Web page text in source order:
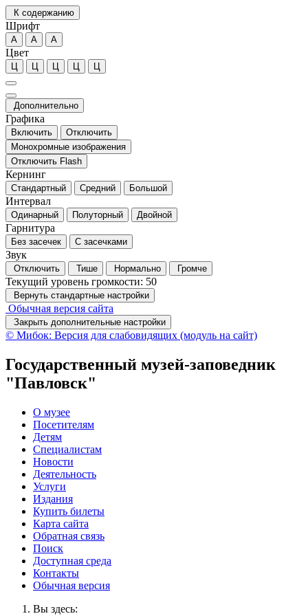
К содержанию
Шрифт
А А А
Цвет
Ц Ц Ц Ц Ц
Дополнительно
Графика
Включить
Отключить
Монохромные изображения
Отключить Flash
Кернинг
Стандартный Средний Большой
Интервал
Одинарный Полуторный Двойной
Гарнитура
Без засечек С засечками
Звук
Отключить Тише Нормально Громче
Текущий уровень громкости: 50
Вернуть стандартные настройки
Обычная версия сайта
Закрыть дополнительные настройки
© Мибок: Версия для слабовидящих (модуль на сайт)
Государственный музей-заповедник
"Павловск"
О музее
Посетителям
Детям
Специалистам
Новости
Деятельность
Услуги
Издания
Купить билеты
Карта сайта
Обратная связь
Поиск
Доступная среда
Контакты
Обычная версия
Вы здесь: